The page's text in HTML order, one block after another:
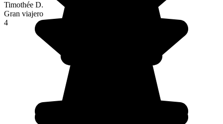
Timothée D.
Gran viajero
4